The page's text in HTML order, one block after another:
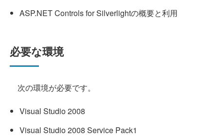
ASP.NET Controls for Silverlightの概要と利用
必要な環境
次の環境が必要です。
Visual Studio 2008
Visual Studio 2008 Service Pack1